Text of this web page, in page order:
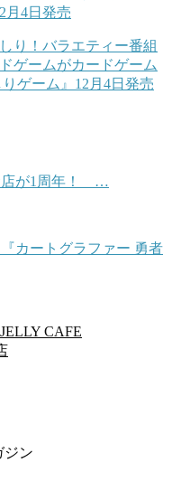
り！バラエティー番組
ゲームがカードゲーム
ゲーム』12月4日発売
店が1周年！ …
カートグラファー 勇者
ジン